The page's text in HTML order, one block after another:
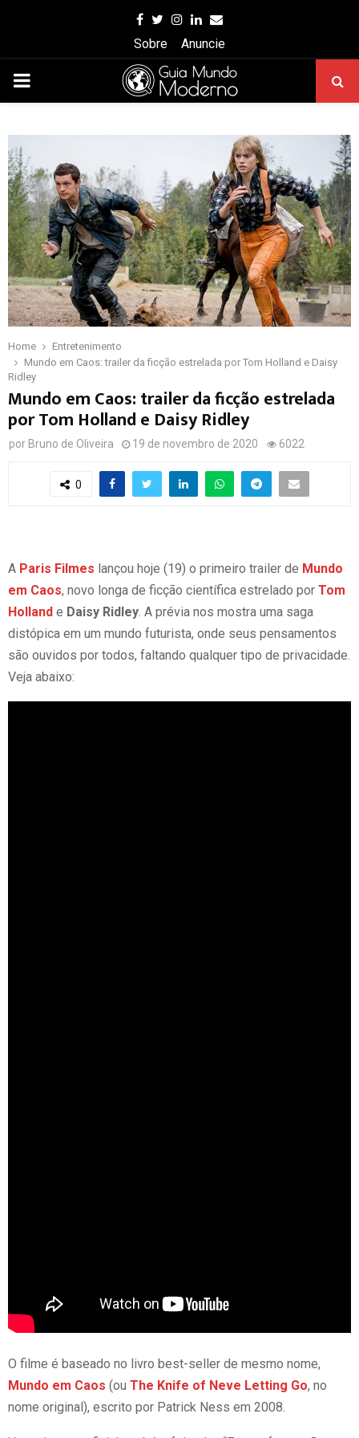
Facebook
Twitter
Instagram
Linkedin
Email
Sobre
Anuncie
PRIMARY
Home
Entretenimento
Mundo em Caos: trailer da ficção estrelada por Tom Holland e Daisy
Ridley
Mundo em Caos: trailer da ficção estrelada
por Tom Holland e Daisy Ridley
por Bruno de Oliveira 19 de novembro de 2020 6022
0
A Paris Filmes lançou hoje (19) o primeiro trailer de Mundo
em Caos, novo longa de ficção científica estrelado por Tom
Holland e Daisy Ridley . A prévia nos mostra uma saga
distópica em um mundo futurista, onde seus pensamentos
são ouvidos por todos, faltando qualquer tipo de privacidade.
Veja abaixo:
O filme é baseado no livro best-seller de mesmo nome,
Mundo em Caos (ou The Knife of Neve Letting Go, no
nome original), escrito por Patrick Ness em 2008.